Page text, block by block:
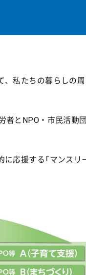
、私たちの暮らしの
者とNPO・市民活動
応援する「マンスリ